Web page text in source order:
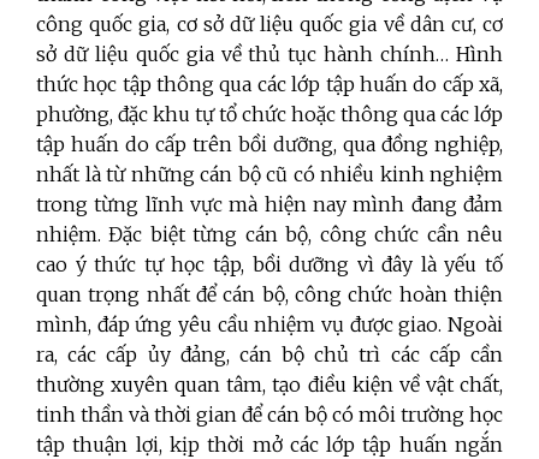
công quốc gia, cơ sở dữ liệu quốc gia về dân cư, cơ
sở dữ liệu quốc gia về thủ tục hành chính… Hình
thức học tập thông qua các lớp tập huấn do cấp xã,
phường, đặc khu tự tổ chức hoặc thông qua các lớp
tập huấn do cấp trên bồi dưỡng, qua đồng nghiệp,
nhất là từ những cán bộ cũ có nhiều kinh nghiệm
trong từng lĩnh vực mà hiện nay mình đang đảm
nhiệm. Đặc biệt từng cán bộ, công chức cần nêu
cao ý thức tự học tập, bồi dưỡng vì đây là yếu tố
quan trọng nhất để cán bộ, công chức hoàn thiện
mình, đáp ứng yêu cầu nhiệm vụ được giao. Ngoài
ra, các cấp ủy đảng, cán bộ chủ trì các cấp cần
thường xuyên quan tâm, tạo điều kiện về vật chất,
tinh thần và thời gian để cán bộ có môi trường học
tập thuận lợi, kịp thời mở các lớp tập huấn ngắn